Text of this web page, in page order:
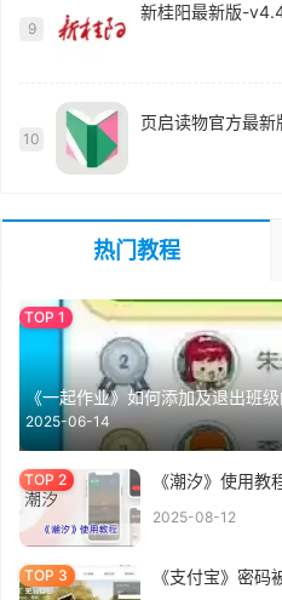
9
新桂阳最新版-
10
页启读物官方最
热门教程
《一起作业》如何添加及退出班
2025-06-14
《潮汐》使用教
2025-08-12
《支付宝》密码